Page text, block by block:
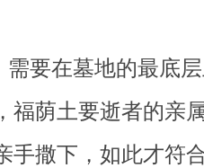
要在墓地的最底
福荫土要逝者的亲
手撒下，如此才符